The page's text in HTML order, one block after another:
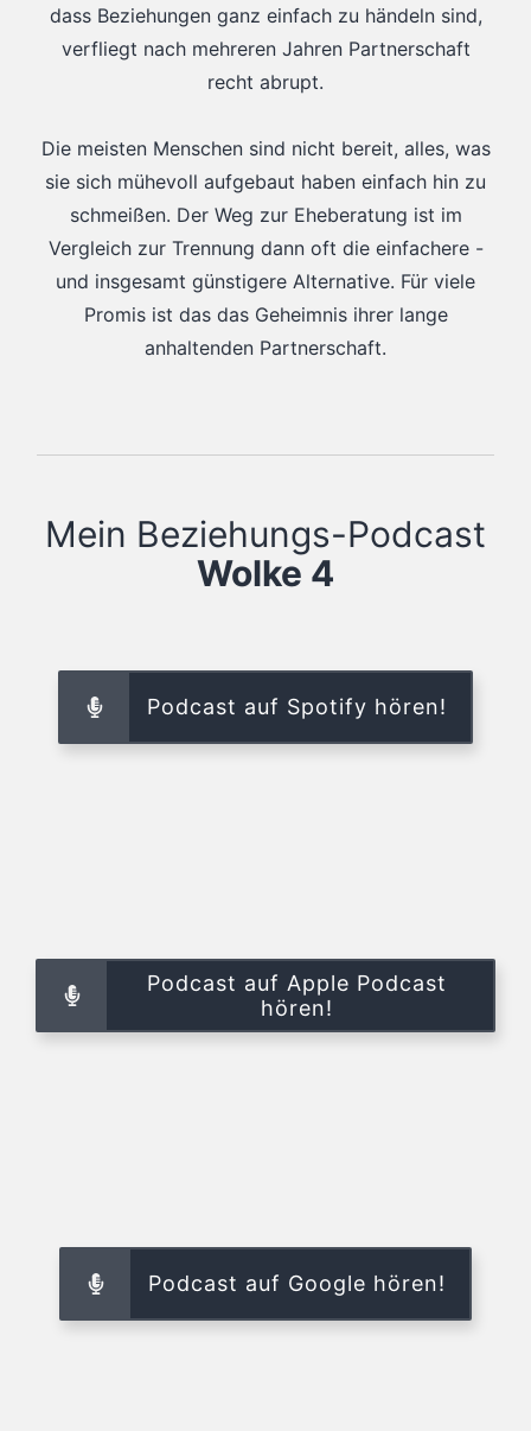
dass Beziehungen ganz einfach zu händeln sind,
verfliegt nach mehreren Jahren Partnerschaft
recht abrupt.
Die meisten Menschen sind nicht bereit, alles, was
sie sich mühevoll aufgebaut haben einfach hin zu
schmeißen. Der Weg zur Eheberatung ist im
Vergleich zur Trennung dann oft die einfachere -
und insgesamt günstigere Alternative. Für viele
Promis ist das das Geheimnis ihrer lange
anhaltenden Partnerschaft.
Mein Beziehungs-Podcast
Wolke 4
Podcast auf Spotify hören!
Podcast auf Apple Podcast
hören!
Podcast auf Google hören!